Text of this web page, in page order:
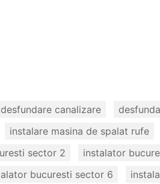
desfundare canalizare
instalare masina de spalat rufe
sector 2
instalator
bucuresti sector 6